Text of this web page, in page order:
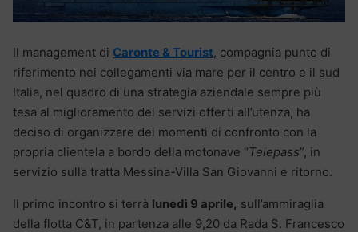
Il management di Caronte & Tourist, compagnia punto di
riferimento nei collegamenti via mare per il centro e il sud
Italia, nel quadro di una strategia aziendale sempre più
tesa al miglioramento dei servizi offerti all’utenza, ha
deciso di organizzare dei momenti di confronto con la
propria clientela a bordo della motonave “Telepass”, in
servizio sulla tratta Messina-Villa San Giovanni e ritorno.
Il primo incontro si terrà lunedì 9 aprile, sull’ammiraglia
della flotta C&T, in partenza alle 9,20 da Rada S. Francesco